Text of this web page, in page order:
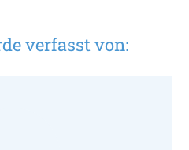
verfasst von: